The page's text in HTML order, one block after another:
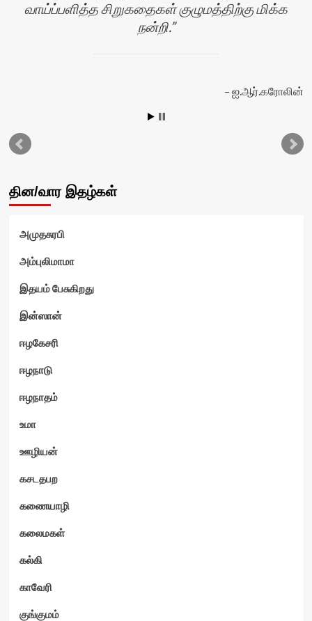
வாய்ப்பளித்த சிறுகதைகள் குழுமத்திற்கு மிக்க
நன்றி.
ஐ.ஆர்.கரோலின்
தின/வார இதழ்கள்
அமுதசுரபி
அம்புலிமாமா
இதயம் பேசுகிறது
இன்ஸான்
ஈழகேசரி
ஈழநாடு
ஈழநாதம்
உமா
ஊழியன்
கசடதபற
கணையாழி
கலைமகள்
கல்கி
காவேரி
குங்குமம்